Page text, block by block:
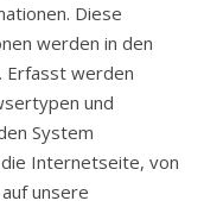
Diese
werden in den
Erfasst werden
und
System
Internetseite, von
unsere